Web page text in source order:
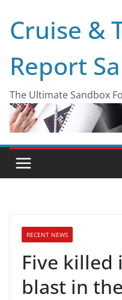
content
Cruise &
Report
The Ultimate Sandbox
RECENT NEWS
Five killed
blast in